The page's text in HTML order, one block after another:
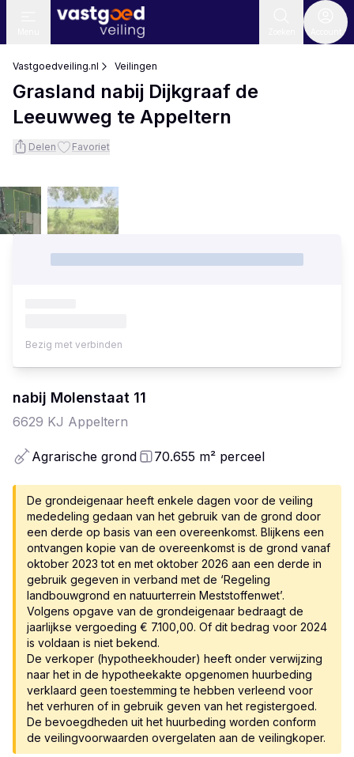
Vastgoedveiling.nl Veilingen
Grasland nabij Dijkgraaf de
Leeuwweg te Appeltern
Delen Favoriet
nabij Molenstaat 11
6629 KJ Appeltern
Agrarische grond 70.655 m² perceel
De grondeigenaar heeft enkele dagen voor de veiling
mededeling gedaan van het gebruik van de grond door
een derde op basis van een overeenkomst. Blijkens een
ontvangen kopie van de overeenkomst is de grond vanaf
oktober 2023 tot en met oktober 2026 aan een derde in
gebruik gegeven in verband met de ‘Regeling
landbouwgrond en natuurterrein Meststoffenwet’.
Volgens opgave van de grondeigenaar bedraagt de
jaarlijkse vergoeding € 7.100,00. Of dit bedrag voor 2024
is voldaan is niet bekend.
De verkoper (hypotheekhouder) heeft onder verwijzing
naar het in de hypotheekakte opgenomen huurbeding
verklaard geen toestemming te hebben verleend voor
het verhuren of in gebruik geven van het registergoed.
De bevoegdheden uit het huurbeding worden conform
de veilingvoorwaarden overgelaten aan de veilingkoper.
Bezig met verbinden